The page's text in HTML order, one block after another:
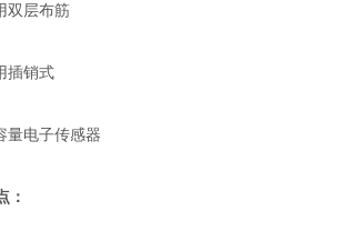
层布筋
销式
电子传感器
：